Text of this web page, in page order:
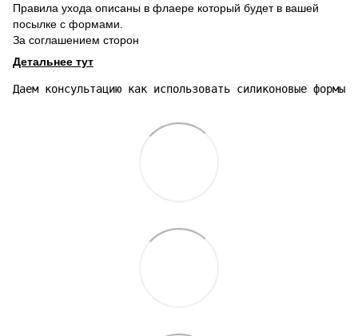
Правила ухода описаны в флаере который будет в вашей
посылке с формами.
За соглашением сторон
Детальнее тут
Даем консультацию как использовать силиконовые формы